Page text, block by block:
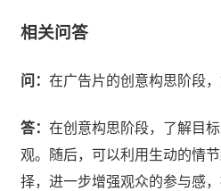
相关问答
问： 在广告片的创意构思阶段
答： 在创意构思阶段，了解目
观。随后，可以利用生动的情
择，进一步增强观众的参与感